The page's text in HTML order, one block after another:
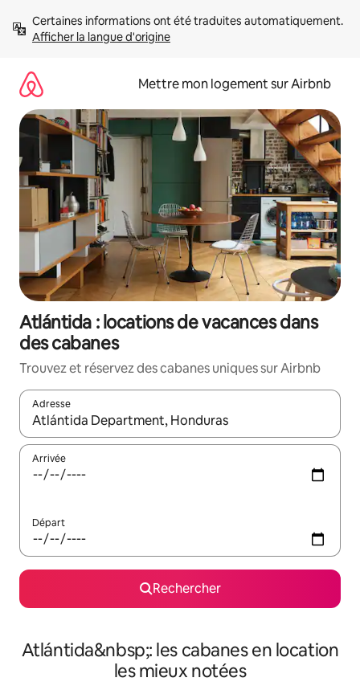
directement
Afficher la langue d'origine
Mettre mon logement sur Airbnb
Atlántida : locations de vacances dans
des cabanes
Trouvez et réservez des cabanes uniques sur Airbnb
Adresse
Lorsque les résultats s'affichent, utilisez les flèches vers le
Arrivée
Départ
Rechercher
Atlántida&nbsp;: les cabanes en location
les mieux notées